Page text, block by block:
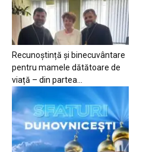
Recunoștință și binecuvântare
pentru mamele dătătoare de
viață – din partea...